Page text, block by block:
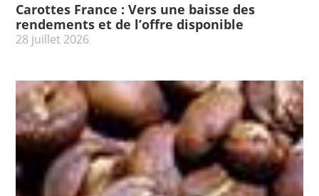
Carottes France : Vers une baisse des
rendements et de l’offre disponible
28 juillet 2026